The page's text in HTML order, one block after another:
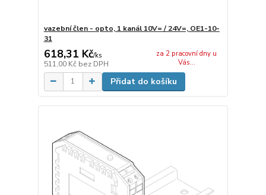
vazební člen - opto, 1 kanál 10V= / 24V=, OE1-10-
31
618,31 Kč/ks
511,00 Kč bez DPH
za 2 pracovní dny u
Vás...
Přidat do košíku